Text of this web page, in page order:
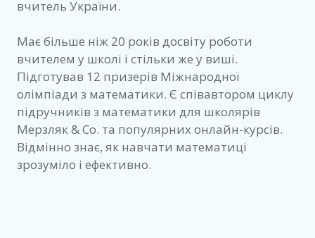
вчитель України.
Має більше ніж 20 років досвіту роботи
вчителем у школі і стільки же у виші.
Підготував 12 призерів Міжнародної
олімпіади з математики. Є співавтором циклу
підручників з математики для школярів
Мерзляк & Co. та популярних онлайн-курсів.
Відмінно знає, як навчати математиці
зрозуміло і ефективно.